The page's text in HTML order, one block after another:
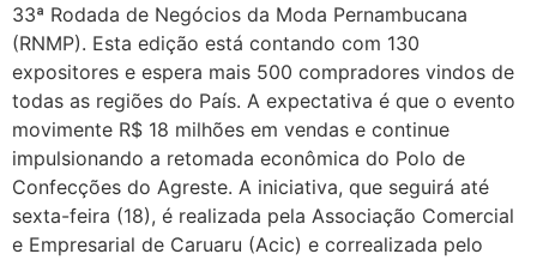
33ª Rodada de Negócios da Moda Pernambucana
(RNMP). Esta edição está contando com 130
expositores e espera mais 500 compradores vindos de
todas as regiões do País. A expectativa é que o evento
movimente R$ 18 milhões em vendas e continue
impulsionando a retomada econômica do Polo de
Confecções do Agreste. A iniciativa, que seguirá até
sexta-feira (18), é realizada pela Associação Comercial
e Empresarial de Caruaru (Acic) e correalizada pelo